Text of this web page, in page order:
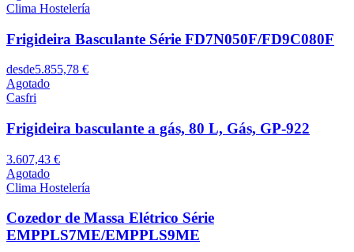
Clima Hostelería
Frigideira Basculante Série FD7N050F/FD9C080F
desde5.855,78 €
Agotado
Casfri
Frigideira basculante a gás, 80 L, Gás, GP-922
3.607,43 €
Agotado
Clima Hostelería
Cozedor de Massa Elétrico Série
EMPPLS7ME/EMPPLS9ME